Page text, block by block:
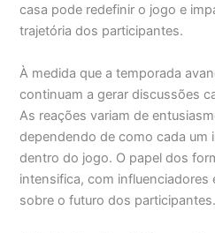
casa pode redefinir o jogo e
trajetória dos participantes.
À medida que a temporada
continuam a gerar discussões
As reações variam de
dependendo de como cada um
dentro do jogo. O papel dos
intensifica, com influenciadores
sobre o futuro dos participantes.